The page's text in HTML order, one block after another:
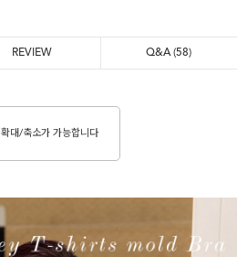
REVIEW Q&A(58)
확대/축소가 가능합니다